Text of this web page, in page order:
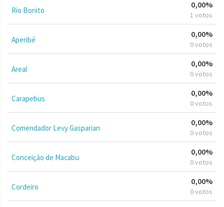
Rio Bonito
0,00%
1 votos
Aperibé
0,00%
0 votos
Areal
0,00%
0 votos
Carapebus
0,00%
0 votos
Comendador Levy Gasparian
0,00%
0 votos
Conceição de Macabu
0,00%
0 votos
Cordeiro
0,00%
0 votos